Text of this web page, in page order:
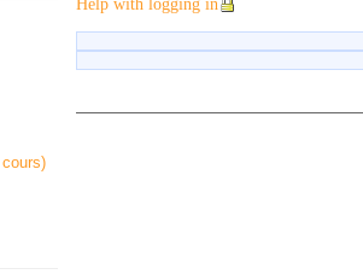
Help with logging in